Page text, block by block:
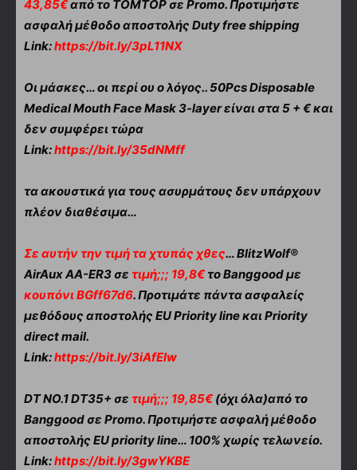
43,85€από το TOMTOP σε Promo. Προτιμήστε
ασφαλή μέθοδο αποστολής Duty free shipping
Link:https://bit.ly/3pL11NX
Οι μάσκες… οι περί ου ο λόγος.. 50Pcs Disposable
Medical Mouth Face Mask 3-layer είναι στα 5 + € και
δεν συμφέρει τώρα
Link:https://bit.ly/35dNMff
τα ακουστικά για τους ασυρμάτους δεν υπάρχουν
πλέον διαθέσιμα…
Σε αυτήν την τιμή τα χτυπάς χθες… BlitzWolf®
AirAux AA-ER3 σε τιμή;;; 19,8€ το Banggood με
κουπόνι BGff67d6. Προτιμάτε πάντα ασφαλείς
μεθόδους αποστολής EU Priority line και Priority
direct mail.
Link:https://bit.ly/3iAfElw
DT NO.1 DT35+ σε τιμή;;; 19,85€ (όχι όλα)από το
Banggood σε Promo. Προτιμήστε ασφαλή μέθοδο
αποστολής EU priority line… 100% χωρίς τελωνείο.
Link:https://bit.ly/3gwYKBE